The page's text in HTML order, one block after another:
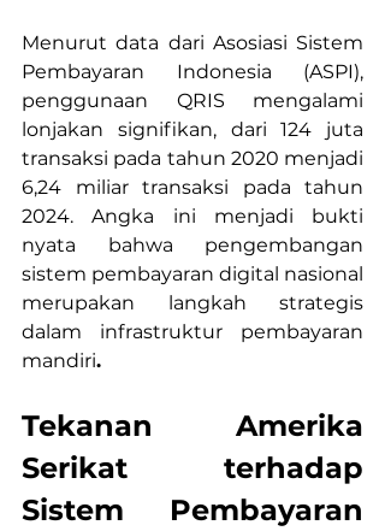
Menurut data dari Asosiasi Sistem
Pembayaran Indonesia (ASPI),
penggunaan QRIS mengalami
lonjakan signifikan, dari 124 juta
transaksi pada tahun 2020 menjadi
6,24 miliar transaksi pada tahun
2024. Angka ini menjadi bukti
nyata bahwa pengembangan
sistem pembayaran digital nasional
merupakan langkah strategis
dalam infrastruktur pembayaran
mandiri.
Tekanan Amerika
Serikat terhadap
Sistem Pembayaran